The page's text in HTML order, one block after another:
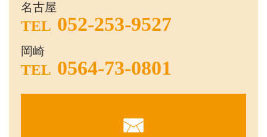
名古屋
TEL 052-253-9527
岡崎
TEL 0564-73-0801